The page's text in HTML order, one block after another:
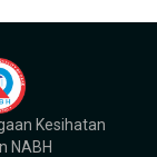
Kesihatan
NABH